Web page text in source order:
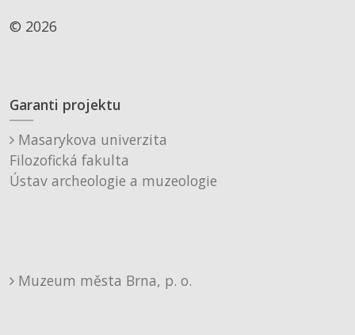
© 2026
Garanti projektu
Masarykova univerzita
Filozofická fakulta
Ústav archeologie a muzeologie
Muzeum města Brna, p. o.